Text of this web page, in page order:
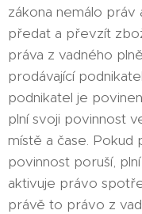
zákona nemálo práv
předat a převzít
práva z vadného
prodávající
podnikatel je
plní svoji povinnost
místě a čase. Pokud
povinnost poruší,
aktivuje právo
právě to právo z